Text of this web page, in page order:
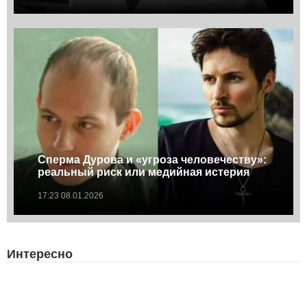
Сперма Дурова и «угроза человечеству»:
реальный риск или медийная истерия
17:23 08.01.2026
Интересно